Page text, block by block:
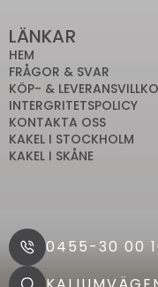
LÄNKAR
HEM
FRÅGOR & SVAR
KÖP- &
INTERGRITETSPOLICY
KONTAKTA OSS
KAKEL I STOCKHOLM
KAKEL I SKÅNE
0455-30 00